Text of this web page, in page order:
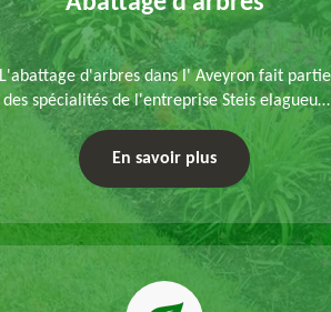
L'abattage d'arbres dans l' Aveyron fait partie
des spécialités de l'entreprise Steis elagueur.
Nous réalisons un abattage direct ou par
démontage, tenant compte des particularités
du site et des végétaux.
En savoir plus